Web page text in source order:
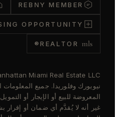
REBNY MEMBER
OPPORTUNITY
mls
نيويورك وفلوريدا. جميع
المعروضة للبيع أو الإيجار أو
غير أنه لا يُقدَّم أي ضمان أو إقرار